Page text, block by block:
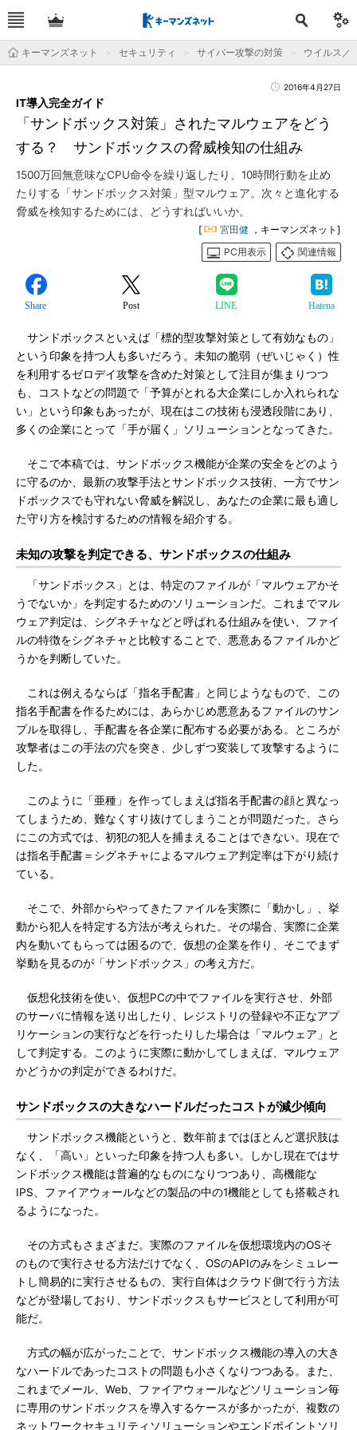
キーマンズネット セキュリティ サイバー攻撃の対策 ウイルス／
2016年4月27日
「サンドボックス対策」されたマルウェアをどう
する？ サンドボックスの脅威検知の仕組み
IT導入完全ガイド
1500万回無意味なCPU命令を繰り返したり、10時間行動を止め
たりする「サンドボックス対策」型マルウェア。次々と進化する
脅威を検知するためには、どうすればいいか。
[ 宮田健 ，キーマンズネット]
PC用表示
関連情報
Share Post LINE Hatena
サンドボックスといえば「標的型攻撃対策として有効なもの」
という印象を持つ人も多いだろう。未知の脆弱（ぜいじゃく）性
を利用するゼロデイ攻撃を含めた対策として注目が集まりつつ
も、コストなどの問題で「予算がとれる大企業にしか入れられな
い」という印象もあったが、現在はこの技術も浸透段階にあり、
多くの企業にとって「手が届く」ソリューションとなってきた。
そこで本稿では、サンドボックス機能が企業の安全をどのよう
に守るのか、最新の攻撃手法とサンドボックス技術、一方でサン
ドボックスでも守れない脅威を解説し、あなたの企業に最も適し
た守り方を検討するための情報を紹介する。
未知の攻撃を判定できる、サンドボックスの仕組み
「サンドボックス」とは、特定のファイルが「マルウェアかそ
うでないか」を判定するためのソリューションだ。これまでマル
ウェア判定は、シグネチャなどと呼ばれる仕組みを使い、ファイ
ルの特徴をシグネチャと比較することで、悪意あるファイルかど
うかを判断していた。
これは例えるならば「指名手配書」と同じようなもので、この
指名手配書を作るためには、あらかじめ悪意あるファイルのサン
プルを取得し、手配書を各企業に配布する必要がある。ところが
攻撃者はこの手法の穴を突き、少しずつ変装して攻撃するように
した。
このように「亜種」を作ってしまえば指名手配書の顔と異なっ
てしまうため、難なくすり抜けてしまうことが問題だった。さら
にこの方式では、初犯の犯人を捕まえることはできない。現在で
は指名手配書＝シグネチャによるマルウェア判定率は下がり続け
ている。
そこで、外部からやってきたファイルを実際に「動かし」、挙
動から犯人を特定する方法が考えられた。その場合、実際に企業
内を動いてもらっては困るので、仮想の企業を作り、そこでまず
挙動を見るのが「サンドボックス」の考え方だ。
仮想化技術を使い、仮想PCの中でファイルを実行させ、外部
のサーバに情報を送り出したり、レジストリの登録や不正なアプ
リケーションの実行などを行ったりした場合は「マルウェア」と
して判定する。このように実際に動かしてしまえば、マルウェア
かどうかの判定ができるわけだ。
サンドボックスの大きなハードルだったコストが減少傾向
サンドボックス機能というと、数年前まではほとんど選択肢は
なく、「高い」といった印象を持つ人も多い。しかし現在ではサ
ンドボックス機能は普遍的なものになりつつあり、高機能な
IPS、ファイアウォールなどの製品の中の1機能としても搭載され
るようになった。
その方式もさまざまだ。実際のファイルを仮想環境内のOSそ
のもので実行させる方法だけでなく、OSのAPIのみをシミュレー
トし簡易的に実行させるもの、実行自体はクラウド側で行う方法
などが登場しており、サンドボックスもサービスとして利用が可
能だ。
方式の幅が広がったことで、サンドボックス機能の導入の大き
なハードルであったコストの問題も小さくなりつつある。また、
これまでメール、Web、ファイアウォールなどソリューション毎
に専用のサンドボックスを導入するケースが多かったが、複数の
ネットワークセキュリティソリューションやエンドポイントソリ